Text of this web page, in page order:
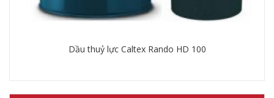
Dầu thuỷ lực Caltex Rando HD 100